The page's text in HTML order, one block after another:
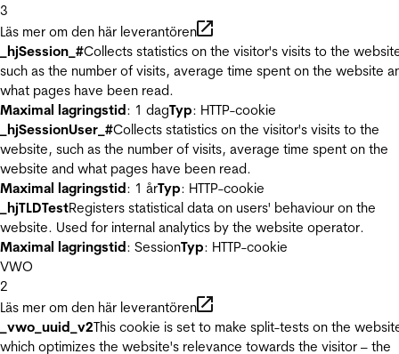
3
Läs mer om den här leverantören
_hjSession_#Collects statistics on the visitor's visits to the
such as the number of visits, average time spent on the website
what pages have been read.
Maximal lagringstid: 1 dagTyp: HTTP-cookie
_hjSessionUser_#Collects statistics on the visitor's visits to the
website, such as the number of visits, average time spent on the
website and what pages have been read.
Maximal lagringstid: 1 årTyp: HTTP-cookie
_hjTLDTestRegisters statistical data on users' behaviour on the
website. Used for internal analytics by the website operator.
Maximal lagringstid: SessionTyp: HTTP-cookie
VWO
2
Läs mer om den här leverantören
_vwo_uuid_v2This cookie is set to make split-tests on the
which optimizes the website's relevance towards the visitor – the